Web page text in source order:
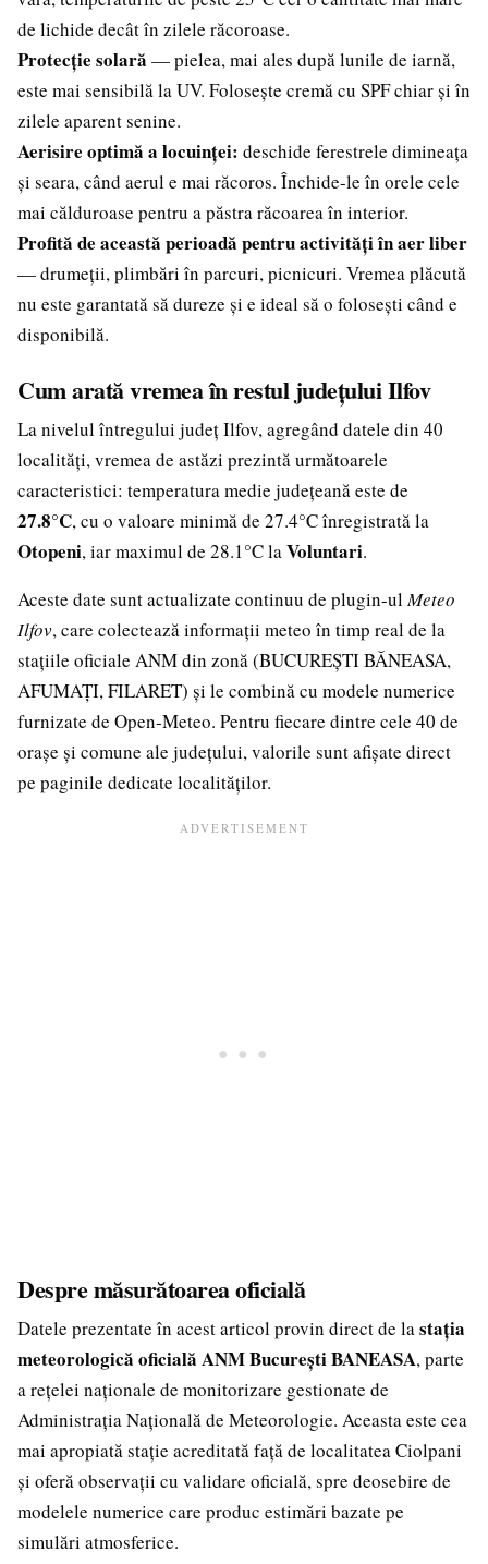
de lichide decât în zilele răcoroase.
Protecție solară — pielea, mai ales după lunile de iarnă,
este mai sensibilă la UV. Folosește cremă cu SPF chiar și în
zilele aparent senine.
Aerisire optimă a locuinței: deschide ferestrele dimineața
și seara, când aerul e mai răcoros. Închide-le în orele cele
mai călduroase pentru a păstra răcoarea în interior.
Profită de această perioadă pentru activități în aer liber
— drumeții, plimbări în parcuri, picnicuri. Vremea plăcută
nu este garantată să dureze și e ideal să o folosești când e
disponibilă.
Cum arată vremea în restul județului Ilfov
La nivelul întregului județ Ilfov, agregând datele din 40
localități, vremea de astăzi prezintă următoarele
caracteristici: temperatura medie județeană este de
27.8°C, cu o valoare minimă de 27.4°C înregistrată la
Otopeni, iar maximul de 28.1°C laVoluntari.
Aceste date sunt actualizate continuu de plugin-ulMeteo
Ilfov, care colectează informații meteo în timp real de la
stațiile oficiale ANM din zonă (BUCUREȘTI BĂNEASA,
AFUMAȚI, FILARET) și le combină cu modele numerice
furnizate de Open-Meteo. Pentru fiecare dintre cele 40 de
orașe și comune ale județului, valorile sunt afișate direct
pe paginile dedicate localităților.
Despre măsurătoarea oficială
Datele prezentate în acest articol provin direct de lastația
meteorologică oficială ANM București BANEASA, parte
a rețelei naționale de monitorizare gestionate de
Administrația Națională de Meteorologie. Aceasta este cea
mai apropiată stație acreditată față de localitatea Ciolpani
și oferă observații cu validare oficială, spre deosebire de
modelele numerice care produc estimări bazate pe
simulări atmosferice.